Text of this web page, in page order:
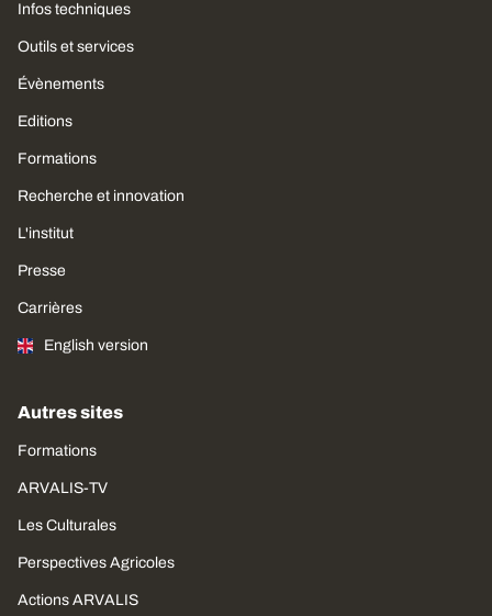
Infos techniques
Outils et services
Évènements
Editions
Formations
Recherche et innovation
L'institut
Presse
Carrières
English version
Autres sites
Formations
ARVALIS-TV
Les Culturales
Perspectives Agricoles
Actions ARVALIS